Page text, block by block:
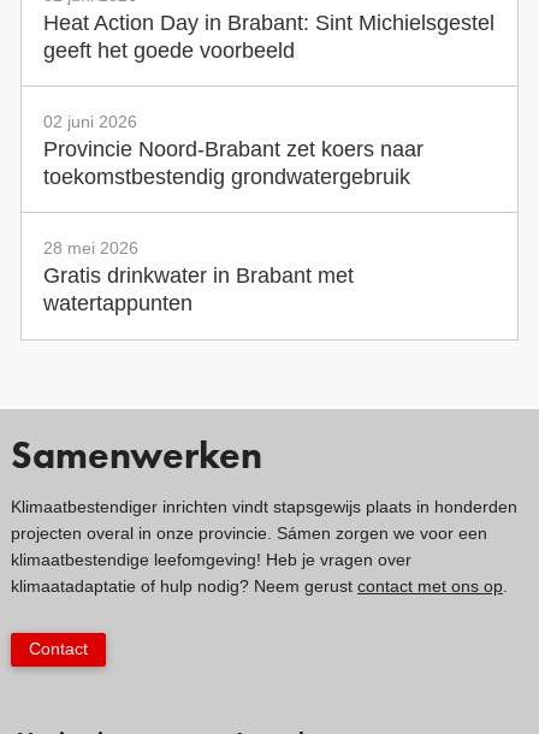
Heat Action Day in Brabant: Sint Michielsgestel
geeft het goede voorbeeld
02 juni 2026
Provincie Noord-Brabant zet koers naar
toekomstbestendig grondwatergebruik
28 mei 2026
Gratis drinkwater in Brabant met
watertappunten
Samenwerken
Klimaatbestendiger inrichten vindt stapsgewijs plaats in honderden
projecten overal in onze provincie. Sámen zorgen we voor een
klimaatbestendige leefomgeving! Heb je vragen over
klimaatadaptatie of hulp nodig? Neem gerust contact met ons op.
Contact